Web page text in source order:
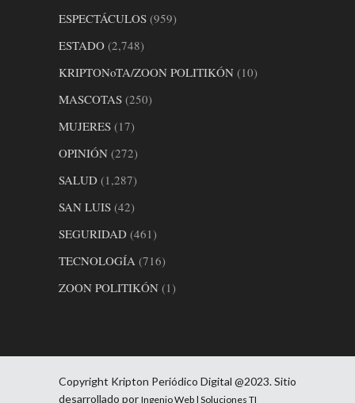
ESPECTÁCULOS (959)
ESTADO (2,748)
KRIPTONoTA/ZOON POLITIKÓN (10)
MASCOTAS (250)
MUJERES (17)
OPINIÓN (272)
SALUD (1,287)
SAN LUIS (42)
SEGURIDAD (461)
TECNOLOGÍA (716)
ZOON POLITIKÓN (1)
Copyright Kripton Periódico Digital @2023. Sitio
desarrollado por Ingenio Web | Soluciones TI